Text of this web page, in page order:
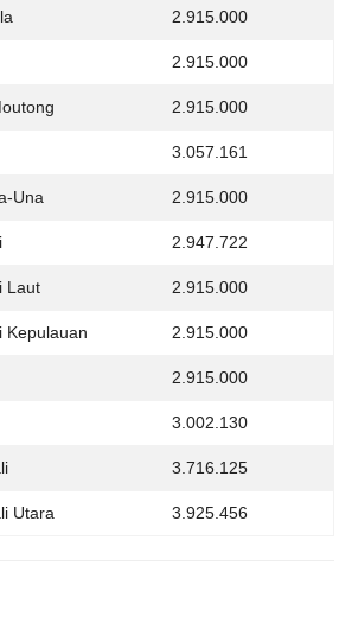
2.915.000
2.915.000
2.915.000
3.057.161
Una 2.915.000
2.947.722
Laut 2.915.000
Kepulauan 2.915.000
2.915.000
3.002.130
3.716.125
Utara 3.925.456